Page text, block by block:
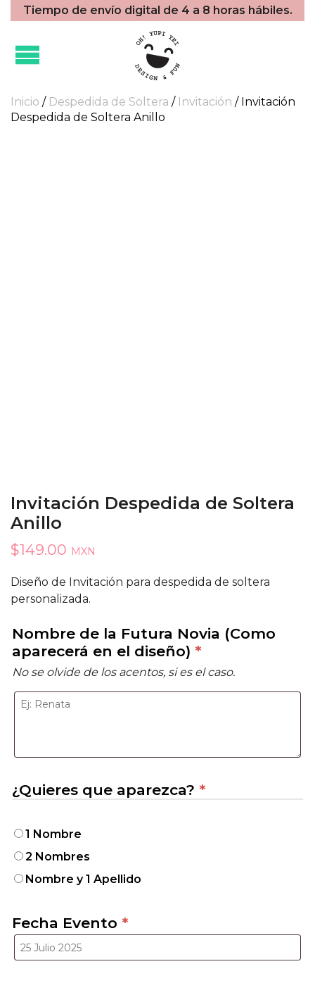
Tiempo de envío digital de 4 a 8 horas hábiles.
Inicio / Despedida de Soltera / Invitación / Invitación
Despedida de Soltera Anillo
Invitación Despedida de Soltera
Anillo
$149.00 MXN
Diseño de Invitación para despedida de soltera
personalizada.
Nombre de la Futura Novia (Como
aparecerá en el diseño) *
No se olvide de los acentos, si es el caso.
¿Quieres que aparezca? *
1 Nombre
2 Nombres
Nombre y 1 Apellido
Fecha Evento *